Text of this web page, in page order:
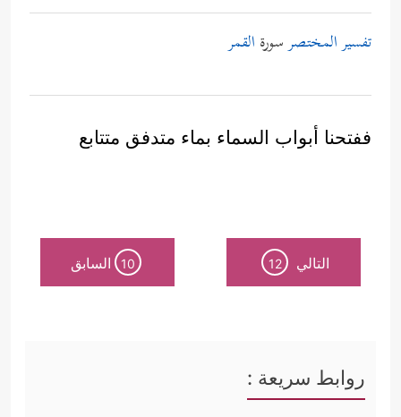
تفسير المختصرسورة القمر
ففتحنا أبواب السماء بماء متدفق متتابع
التالي 12
10 السابق
روابط سريعة :